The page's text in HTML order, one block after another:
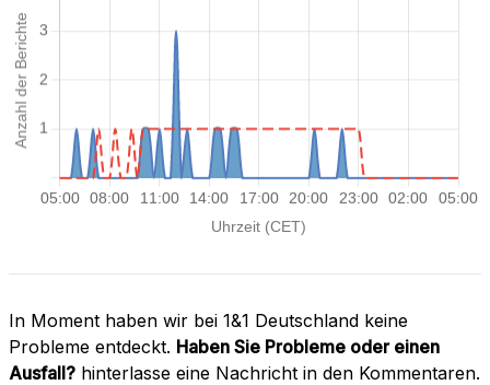
In Moment haben wir bei 1&1 Deutschland keine
Probleme entdeckt. Haben Sie Probleme oder einen
Ausfall? hinterlasse eine Nachricht in den Kommentaren.